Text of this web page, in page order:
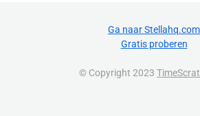
Ga naar Stellahq.com
Gratis proberen
© Copyright 2023